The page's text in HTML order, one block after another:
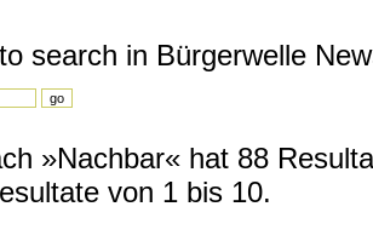
search in Bürgerwelle
»Nachbar« hat 88
von 1 bis 10.